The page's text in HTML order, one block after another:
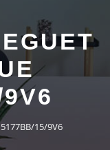
15/9V6